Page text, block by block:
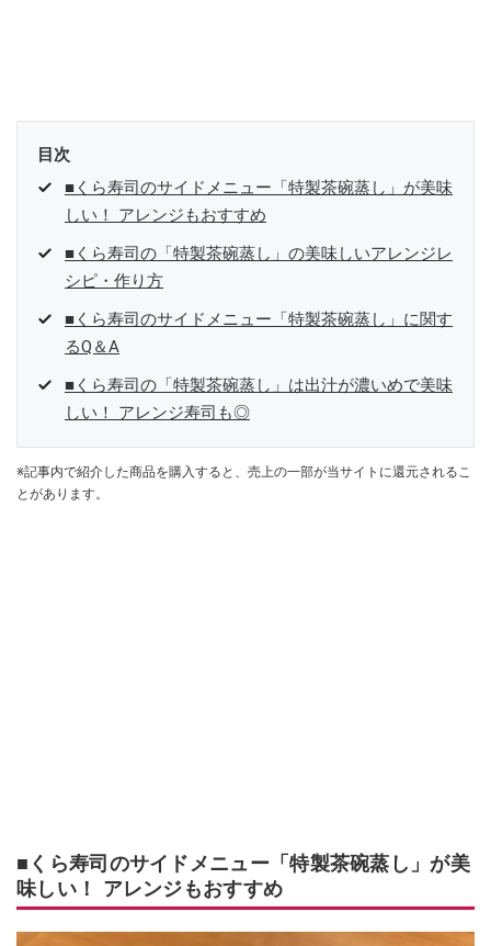
目次
■くら寿司のサイドメニュー「特製茶碗蒸し」が美味
しい！ アレンジもおすすめ
■くら寿司の「特製茶碗蒸し」の美味しいアレンジレ
シピ・作り方
■くら寿司のサイドメニュー「特製茶碗蒸し」に関す
るQ＆A
■くら寿司の「特製茶碗蒸し」は出汁が濃いめで美味
しい！ アレンジ寿司も◎
※記事内で紹介した商品を購入すると、売上の一部が当サイトに還元されるこ
とがあります。
■くら寿司のサイドメニュー「特製茶碗蒸し」が美
味しい！ アレンジもおすすめ